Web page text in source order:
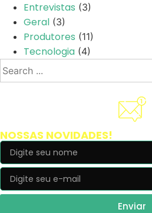
Entrevistas (3)
Geral (3)
Produtores (11)
Tecnologia (4)
NOSSAS NOVIDADES!
Enviar